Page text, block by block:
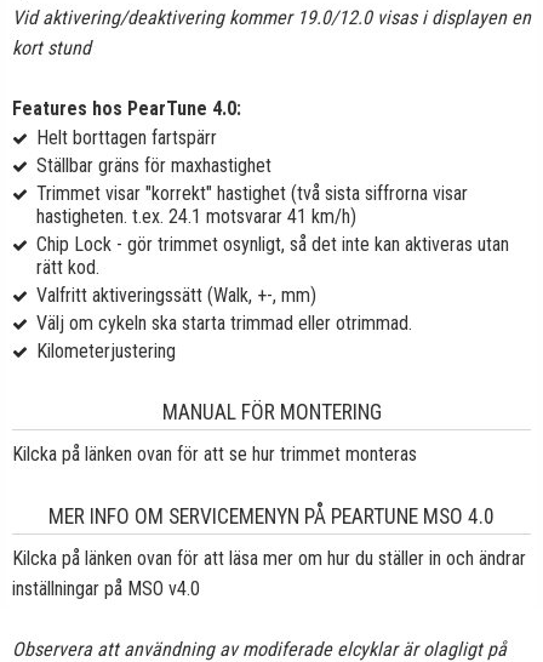
Vid aktivering/deaktivering kommer 19.0/12.0 visas i displayen en
kort stund
Features hos PearTune 4.0:
Helt borttagen fartspärr
Ställbar gräns för maxhastighet
Trimmet visar "korrekt" hastighet (två sista siffrorna visar
hastigheten. t.ex. 24.1 motsvarar 41 km/h)
Chip Lock - gör trimmet osynligt, så det inte kan aktiveras utan
rätt kod.
Valfritt aktiveringssätt (Walk, +-, mm)
Välj om cykeln ska starta trimmad eller otrimmad.
Kilometerjustering
MANUAL FÖR MONTERING
Kilcka på länken ovan för att se hur trimmet monteras
MER INFO OM SERVICEMENYN PÅ PEARTUNE MSO 4.0
Kilcka på länken ovan för att läsa mer om hur du ställer in och ändrar
inställningar på MSO v4.0
Observera att användning av modiferade elcyklar är olagligt på